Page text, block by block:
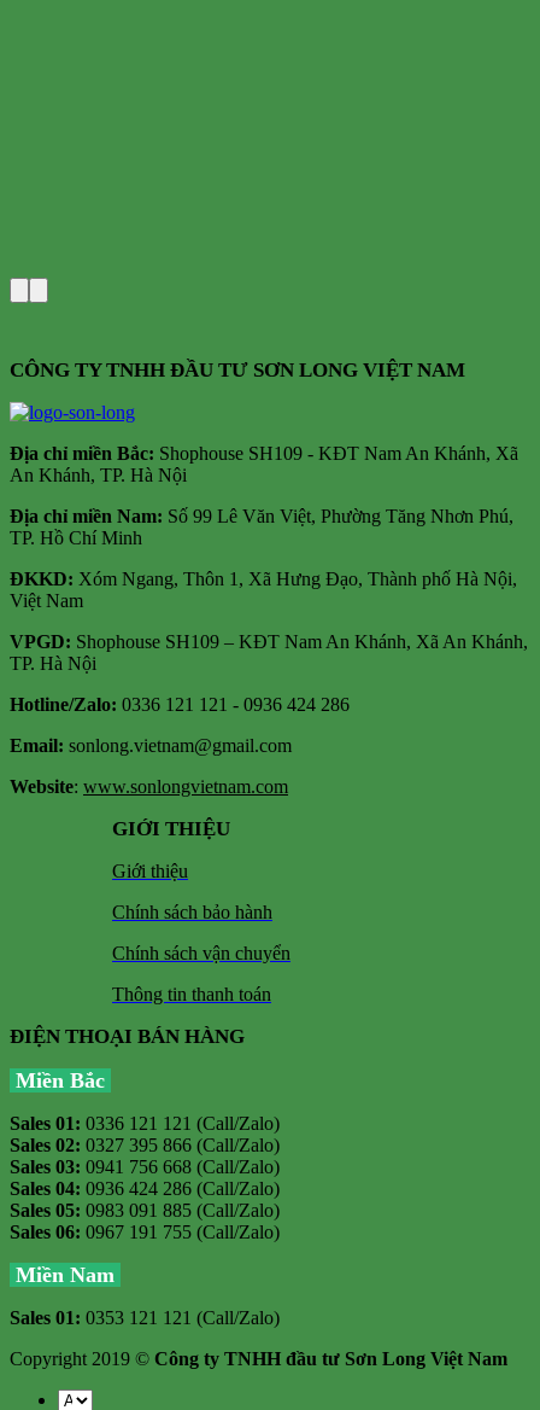
CÔNG TY TNHH ĐẦU TƯ SƠN LONG VIỆT NAM
Địa chỉ miền Bắc: Shophouse SH109 - KĐT Nam An Khánh, Xã
An Khánh, TP. Hà Nội
Địa chỉ miền Nam: Số 99 Lê Văn Việt, Phường Tăng Nhơn Phú,
TP. Hồ Chí Minh
ĐKKD: Xóm Ngang, Thôn 1, Xã Hưng Đạo, Thành phố Hà Nội,
Việt Nam
VPGD: Shophouse SH109 – KĐT Nam An Khánh, Xã An Khánh,
TP. Hà Nội
Hotline/Zalo: 0336 121 121 - 0936 424 286
Email: sonlong.vietnam@gmail.com
Website: www.sonlongvietnam.com
GIỚI THIỆU
Giới thiệu
Chính sách bảo hành
Chính sách vận chuyển
Thông tin thanh toán
ĐIỆN THOẠI BÁN HÀNG
Miền Bắc
Sales 01: 0336 121 121 (Call/Zalo)
Sales 02: 0327 395 866 (Call/Zalo)
Sales 03: 0941 756 668 (Call/Zalo)
Sales 04: 0936 424 286 (Call/Zalo)
Sales 05: 0983 091 885 (Call/Zalo)
Sales 06: 0967 191 755 (Call/Zalo)
Miền Nam
Sales 01: 0353 121 121 (Call/Zalo)
Copyright 2019 © Công ty TNHH đầu tư Sơn Long Việt Nam